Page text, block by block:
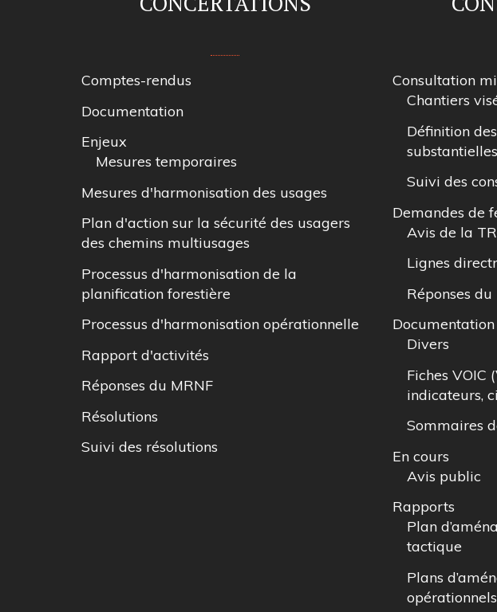
Comptes-rendus
Documentation
Enjeux
Mesures temporaires
Mesures d'harmonisation des usages
Plan d'action sur la sécurité des usagers
des chemins multiusages
Processus d'harmonisation de la
planification forestière
Processus d'harmonisation opérationnelle
Rapport d'activités
Réponses du MRNF
Résolutions
Suivi des résolutions
Consultation
Chantiers
Définition
substantielles
Suivi des
Demandes de
Avis de la
Lignes
Réponses du
Documentation
Divers
Fiches VOIC
indicateurs,
Sommaires
En cours
Avis public
Rapports
Plan
tactique
Plans
opérationnels